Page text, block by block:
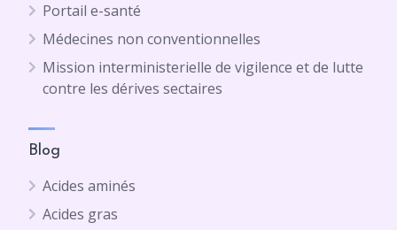
Portail e-santé
Médecines non conventionnelles
Mission interministerielle de vigilence et de lutte
contre les dérives sectaires
Blog
Acides aminés
Acides gras